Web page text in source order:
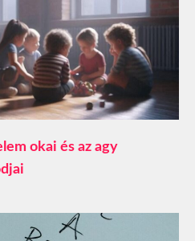
okai és az agy